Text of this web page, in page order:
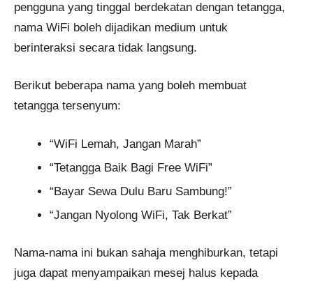
pengguna yang tinggal berdekatan dengan tetangga,
nama WiFi boleh dijadikan medium untuk
berinteraksi secara tidak langsung.
Berikut beberapa nama yang boleh membuat
tetangga tersenyum:
“WiFi Lemah, Jangan Marah”
“Tetangga Baik Bagi Free WiFi”
“Bayar Sewa Dulu Baru Sambung!”
“Jangan Nyolong WiFi, Tak Berkat”
Nama-nama ini bukan sahaja menghiburkan, tetapi
juga dapat menyampaikan mesej halus kepada